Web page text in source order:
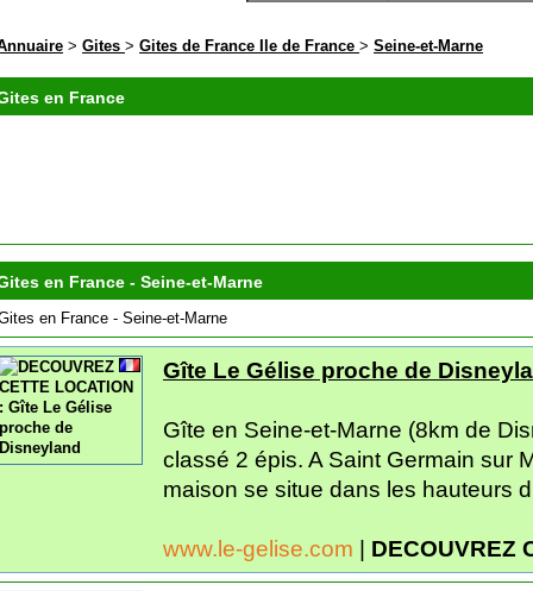
> Gites > Gites de France Ile de France > Seine-et-Marne
en France
en France - Seine-et-Marne
en France - Seine-et-Marne
Gîte Le Gélise proche de
Gîte en Seine-et-Marne (8km de
classé 2 épis. A Saint Germain sur
maison se situe dans les hauteurs
www.le-gelise.com | DECOUVREZ